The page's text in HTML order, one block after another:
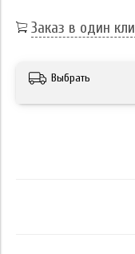
Заказ в один
Выбрать